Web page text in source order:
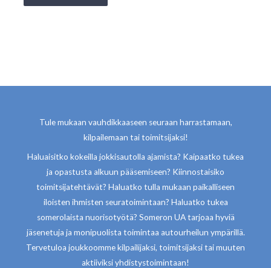
Tule mukaan vauhdikkaaseen seuraan harrastamaan,
kilpailemaan tai toimitsijaksi!
Haluaisitko kokeilla jokkisautolla ajamista? Kaipaatko tukea
ja opastusta alkuun pääsemiseen? Kiinnostaisiko
toimitsijatehtävät? Haluatko tulla mukaan paikalliseen
iloisten ihmisten seuratoimintaan? Haluatko tukea
somerolaista nuorisotyötä? Someron UA tarjoaa hyviä
jäsenetuja ja monipuolista toimintaa autourheilun ympärillä.
Tervetuloa joukkoomme kilpailijaksi, toimitsijaksi tai muuten
aktiiviksi yhdistystoimintaan!